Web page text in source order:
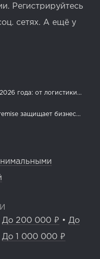
Регистрируйтесь
сетях. А ещё у
года: от логистики...
защищает бизнес...
До 200 000 ₽ • До
До 1 000 000 ₽